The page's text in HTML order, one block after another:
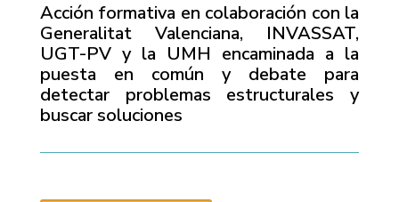
Acción formativa en colaboración con la
Generalitat Valenciana, INVASSAT,
UGT-PV y la UMH encaminada a la
puesta en común y debate para
detectar problemas estructurales y
buscar soluciones